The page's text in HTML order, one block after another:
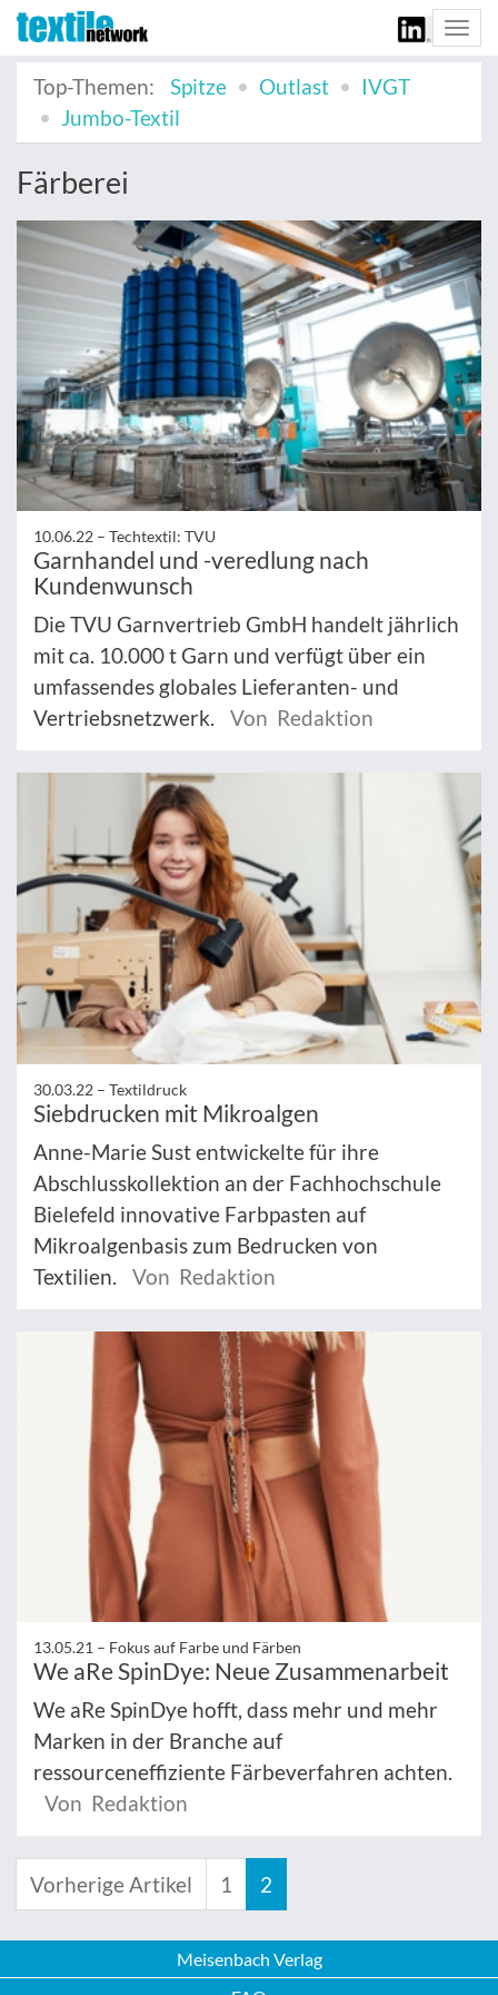
Top-Themen:
Spitze Outlast
IVGT
Jumbo-Textil
Färberei
10.06.22 – Techtextil: TVU
Garnhandel und -veredlung nach
Kundenwunsch
Die TVU Garnvertrieb GmbH handelt jährlich
mit ca. 10.000 t Garn und verfügt über ein
umfassendes globales Lieferanten- und
Vertriebsnetzwerk.
Von Redaktion
30.03.22 – Textildruck
Siebdrucken mit Mikroalgen
Anne-Marie Sust entwickelte für ihre
Abschlusskollektion an der Fachhochschule
Bielefeld innovative Farbpasten auf
Mikroalgenbasis zum Bedrucken von
Textilien.
Von Redaktion
13.05.21 – Fokus auf Farbe und Färben
We aRe SpinDye: Neue Zusammenarbeit
We aRe SpinDye hofft, dass mehr und mehr
Marken in der Branche auf
ressourceneffiziente Färbeverfahren achten.
Von Redaktion
Vorherige Artikel 1 2
Meisenbach Verlag